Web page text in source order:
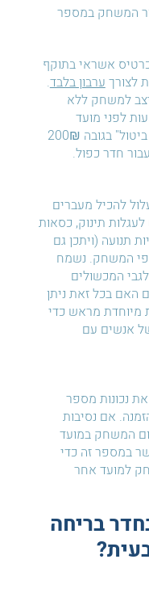
המשחק במספר
אשראי בתוקף
לצורךערבון בלבד.
למשחק ללא
של מינימום 24 שעות לפני מועד
המשחק נאלץ לגבות "דמי ביטול" בגובה 200₪
להכיל מעברים
לעגלות תינוק, כסאות
תנועה (ויתכן גם
המשחק. נשמח
המכשולים
בכל זאת ניתן
מיוחדת מראש כדי
אנשים עם
נכונות מספר
אם נסיבות
המשחק במועד
במספר זה כדי
למועד אחר
בריחה